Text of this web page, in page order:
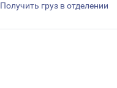
Получить груз в отделении